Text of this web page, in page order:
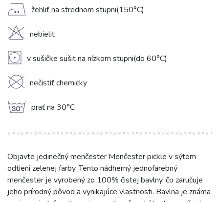
E žehliť na strednom stupni(150°C)
H nebieliť
V v sušičke sušiť na nízkom stupni(do 60°C)
K nečistiť chemicky
g prať na 30°C
Objavte jedinečný menčester Menčester pickle v sýtom
odtieni zelenej farby. Tento nádherný jednofarebný
menčester je vyrobený zo 100% čistej bavlny, čo zaručuje
jeho prírodný pôvod a vynikajúce vlastnosti. Bavlna je známa